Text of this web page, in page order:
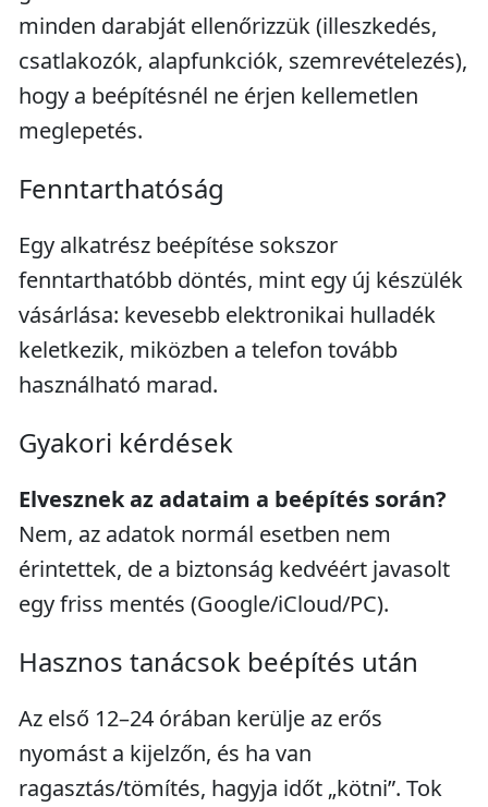
minden darabját ellenőrizzük (illeszkedés,
csatlakozók, alapfunkciók, szemrevételezés),
hogy a beépítésnél ne érjen kellemetlen
meglepetés.
Fenntarthatóság
Egy alkatrész beépítése sokszor
fenntarthatóbb döntés, mint egy új készülék
vásárlása: kevesebb elektronikai hulladék
keletkezik, miközben a telefon tovább
használható marad.
Gyakori kérdések
Elvesznek az adataim a beépítés során?
Nem, az adatok normál esetben nem
érintettek, de a biztonság kedvéért javasolt
egy friss mentés (Google/iCloud/PC).
Hasznos tanácsok beépítés után
Az első 12–24 órában kerülje az erős
nyomást a kijelzőn, és ha van
ragasztás/tömítés, hagyja időt „kötni”. Tok